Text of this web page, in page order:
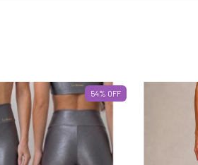
54% OFF